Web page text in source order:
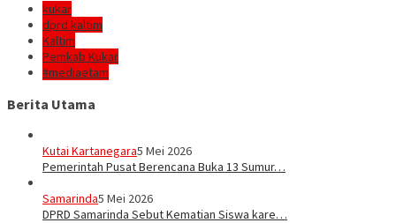
kukar
dprd kaltim
Kaltim
Pemkab Kukar
#mediaetam
Berita Utama
Kutai Kartanegara5 Mei 2026
Pemerintah Pusat Berencana Buka 13 Sumur…
Samarinda5 Mei 2026
DPRD Samarinda Sebut Kematian Siswa kare…